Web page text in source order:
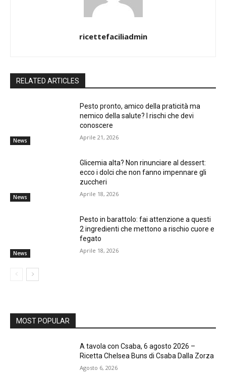
ricettefaciliadmin
RELATED ARTICLES
News
Pesto pronto, amico della praticità ma
nemico della salute? I rischi che devi
conoscere
Aprile 21, 2026
News
Glicemia alta? Non rinunciare al dessert:
ecco i dolci che non fanno impennare gli
zuccheri
Aprile 18, 2026
News
Pesto in barattolo: fai attenzione a questi
2 ingredienti che mettono a rischio cuore e
fegato
Aprile 18, 2026
MOST POPULAR
A tavola con Csaba, 6 agosto 2026 –
Ricetta Chelsea Buns di Csaba Dalla Zorza
Agosto 6, 2026